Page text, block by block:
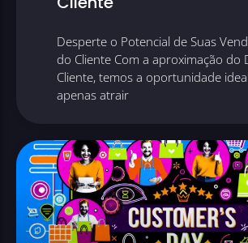
Desperte o Potencial de Suas
do Cliente Com a aproximação do
Cliente, temos a oportunidade
apenas atrair